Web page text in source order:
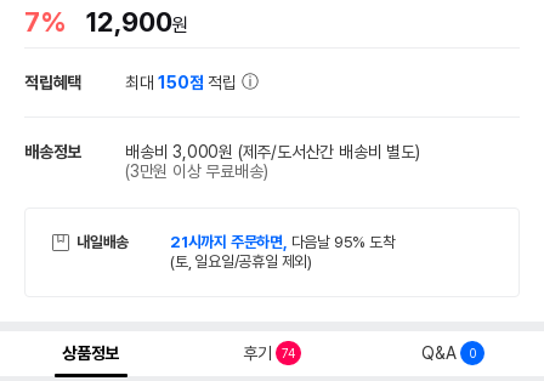
7% 12,900원
적립혜택 최대150점 적립
배송정보 배송비 3,000원 (제주/도서산간 배송비 별도)
(3만원 이상 무료배송)
내일배송 21시까지 주문하면, 다음날 95% 도착
(토, 일요일/공휴일 제외)
상품정보 후기 74 Q&A 0